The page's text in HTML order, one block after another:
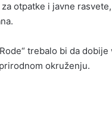
otpatke i javne
trebalo bi da
okruženju.